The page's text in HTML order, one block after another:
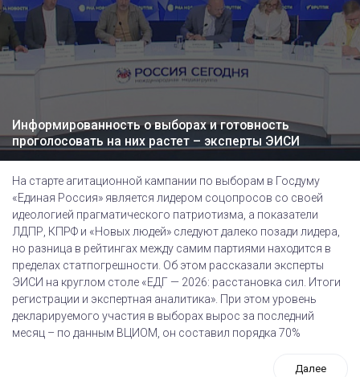
Информированность о выборах и готовность
проголосовать на них растет – эксперты ЭИСИ
На старте агитационной кампании по выборам в Госдуму
«Единая Россия» является лидером соцопросов со своей
идеологией прагматического патриотизма, а показатели
ЛДПР, КПРФ и «Новых людей» следуют далеко позади лидера,
но разница в рейтингах между самим партиями находится в
пределах статпогрешности. Об этом рассказали эксперты
ЭИСИ на круглом столе «ЕДГ — 2026: расстановка сил. Итоги
регистрации и экспертная аналитика». При этом уровень
декларируемого участия в выборах вырос за последний
месяц – по данным ВЦИОМ, он составил порядка 70%
Далее